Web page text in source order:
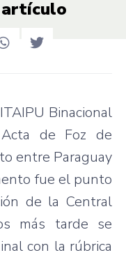
Binacional
de Foz de
entre Paraguay
fue el punto
de la Central
más tarde se
con la rúbrica